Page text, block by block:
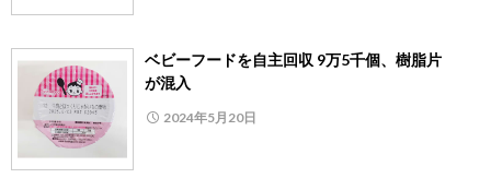
ベビーフードを自主回収 9万5千個、樹脂片
が混入
2024年5月20日